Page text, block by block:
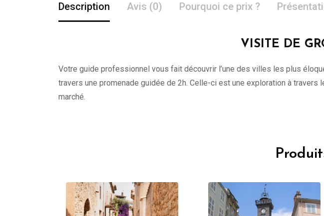
Description Avis (0) Pourquoi ce prix ?
VISITE DE
Votre guide professionnel vous fait découvrir l’une des villes les plus
travers une promenade guidée de 2h. Celle-ci est une exploration à
marché.